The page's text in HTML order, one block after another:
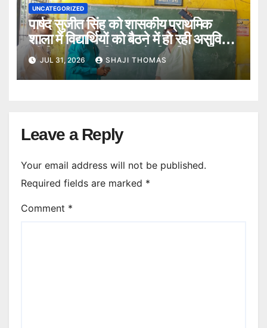
UNCATEGORIZED
पार्षद सुजीत सिंह को शासकीय प्राथमिक
शाला में विद्यार्थियों को बैठने में हो रही असुविधा
की शिकायत पर विद्यालय के स्थिति का
निरीक्षण किया।
JUL 31, 2026 SHAJI THOMAS
Leave a Reply
Your email address will not be published.
Required fields are marked *
Comment *